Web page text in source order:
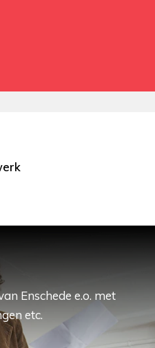
Enschede e.o. met
etc.